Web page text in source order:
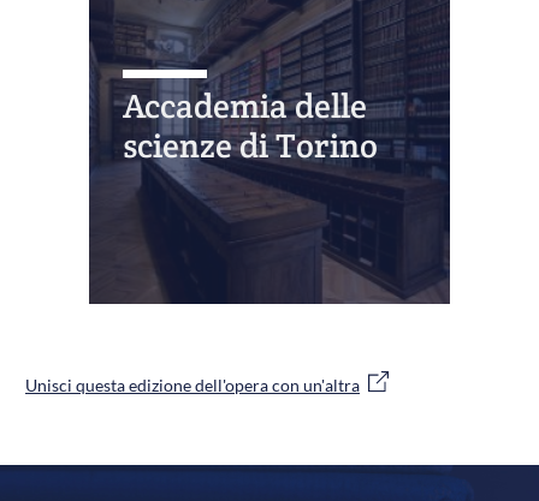
Accademia delle
scienze di Torino
Unisci questa edizione dell'opera con un'altra